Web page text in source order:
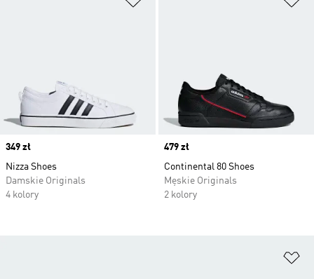
Price
349 zł
Nizza Shoes
Damskie Originals
4 kolory
Price
479 zł
Continental 80 Shoes
Męskie Originals
2 kolory